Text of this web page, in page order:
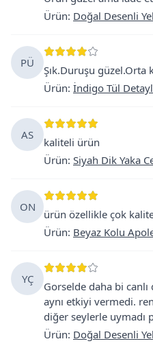
Ürün: Doğal Desenli
PÜ
Şık.Duruşu güzel.Orta
Ürün: İndigo Tül
AS
kaliteli ürün
Ürün: Siyah Dik Yaka
ON
ürün özellikle çok
Ürün: Beyaz Kolu
YÇ
Gorselde daha bi
aynı etkiyi vermedi.
diğer seylerle uymadı
Ürün: Doğal Desenli